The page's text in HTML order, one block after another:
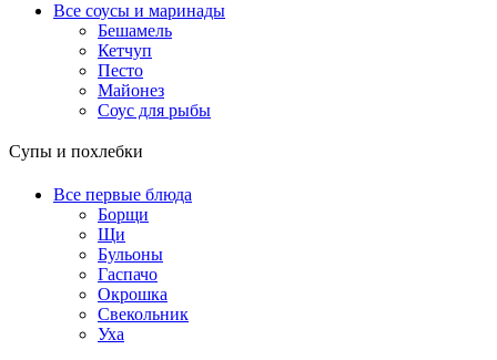
Все соусы и маринады
Бешамель
Кетчуп
Песто
Майонез
Соус для рыбы
Супы и похлебки
Все первые блюда
Борщи
Щи
Бульоны
Гаспачо
Окрошка
Свекольник
Уха